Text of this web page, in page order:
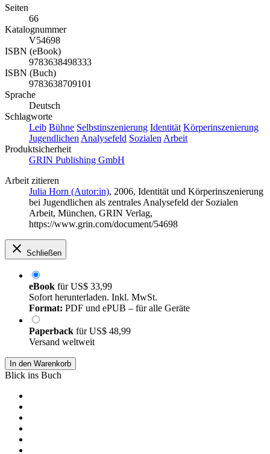
Seiten
66
Katalognummer
V54698
ISBN (eBook)
9783638498333
ISBN (Buch)
9783638709101
Sprache
Deutsch
Schlagworte
Leib Bühne Selbstinszenierung Identität Körperinszenierung
Jugendlichen Analysefeld Sozialen Arbeit
Produktsicherheit
GRIN Publishing GmbH
Arbeit zitieren
Julia Horn (Autor:in), 2006, Identität und Körperinszenierung
bei Jugendlichen als zentrales Analysefeld der Sozialen
Arbeit, München, GRIN Verlag,
https://www.grin.com/document/54698
Schließen
eBook fürUS$ 33,99
Sofort herunterladen. Inkl. MwSt.
Format: PDF und ePUB – für alle Geräte
Paperback fürUS$ 48,99
Versand weltweit
In den Warenkorb
Blick ins Buch